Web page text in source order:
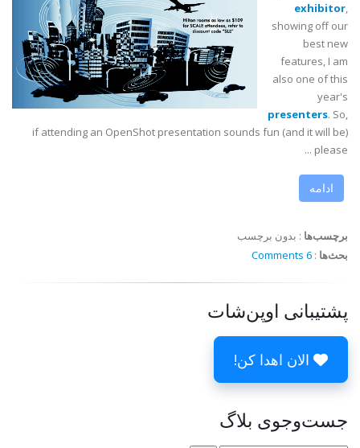
exhibitor,
showing off our
best new
features, I am
also one of this
year's
presenters. So,
if attending an OpenShot presentation sounds fun (and it will be)
please ...
ادامه
برچسب‌ها : بدون برچسب
بحث‌ها :
6 Comments
پشتیبانی اوپن‌شات
الان اهدا کن!
جست‌وجوی بلاگ